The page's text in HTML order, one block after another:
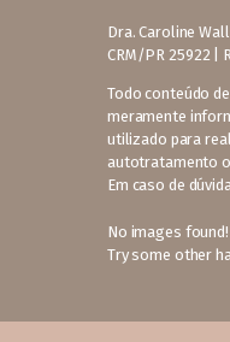
Dra. Caroline
CRM/PR 25922 |
Todo conteúdo
meramente
utilizado para
autotratamento
Em caso de
No images found!
Try some other